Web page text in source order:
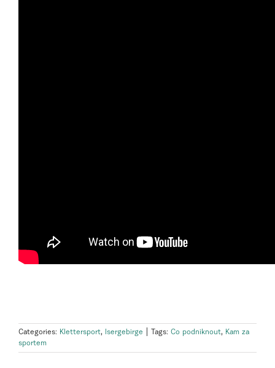
Categories: Klettersport, Isergebirge Tags: Co podniknout, Kam za
sportem